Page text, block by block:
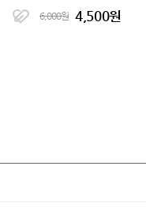
6,000원 4,500원